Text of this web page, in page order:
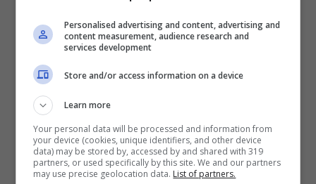
si sta muovendo per rinforzare il
centrocampo. Nella lista della dirigenza
bianconera c’è anche il nome di
Il calciatore della Costa d’Avorio è una delle
priorità di
scorsi anche con Massimiliano
chiesto un calciatore dalle qualità dell’ex Milan.
Il profilo del classe 1996 rispecchia alla
perfezione l’identikit del livornese che vuole un
nuovo mediana da aggiungere alla rosa della
Personalised advertising and content, advertising and
content measurement, audience research and
services development
Store and/or access information on a device
Learn more
Your personal data will be processed and information from
your device (cookies, unique identifiers, and other device
data) may be stored by, accessed by and shared with 319
partners, or used specifically by this site. We and our partners
may use precise geolocation data. List of partners.